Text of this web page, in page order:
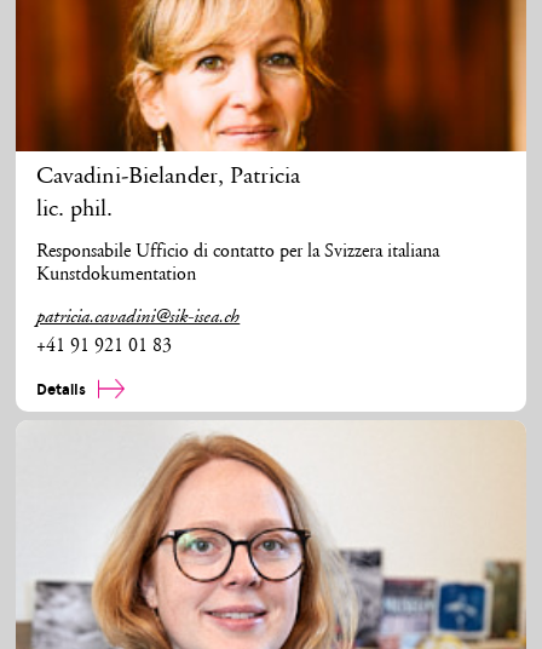
Cavadini-Bielander, Patricia
lic. phil.
Responsabile Ufficio di contatto per la Svizzera italiana
Kunstdokumentation
patricia.cavadini@sik-isea.ch
+41 91 921 01 83
Details